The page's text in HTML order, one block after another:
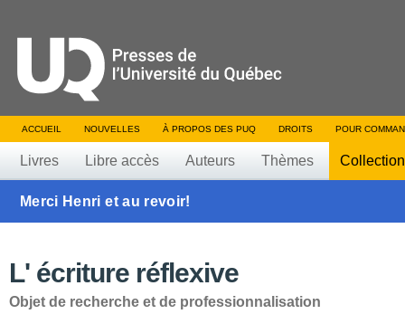
ACCUEIL NOUVELLES À PROPOS DES PUQ DROITS POUR
Livres Libre accès Auteurs Thèmes
Merci Henri et au revoir!
L' écriture réflexive
Objet de recherche et de professionnalisation